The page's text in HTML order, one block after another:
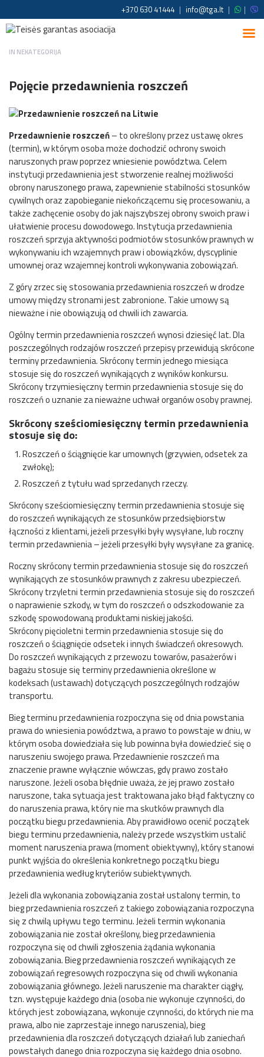
+370 630 41444 | info@tga.lt | |
IN NEKATEGORIJA
Pojęcie przedawnienia roszczeń
Przedawnienie roszczeń– to określony przez ustawę okres
(termin), w którym osoba może dochodzić ochrony swoich
naruszonych praw poprzez wniesienie powództwa. Celem
instytucji przedawnienia jest stworzenie realnej możliwości
obrony naruszonego prawa, zapewnienie stabilności stosunków
cywilnych oraz zapobieganie niekończącemu się procesowaniu, a
także zachęcenie osoby do jak najszybszej obrony swoich praw i
ułatwienie procesu dowodowego. Instytucja przedawnienia
roszczeń sprzyja aktywności podmiotów stosunków prawnych w
wykonywaniu ich wzajemnych praw i obowiązków, dyscyplinie
umownej oraz wzajemnej kontroli wykonywania zobowiązań.
Z góry zrzec się stosowania przedawnienia roszczeń w drodze
umowy między stronami jest zabronione. Takie umowy są
nieważne i nie obowiązują od chwili ich zawarcia.
Ogólny termin przedawnienia roszczeń wynosi dziesięć lat. Dla
poszczególnych rodzajów roszczeń przepisy przewidują skrócone
terminy przedawnienia. Skrócony termin jednego miesiąca
stosuje się do roszczeń wynikających z wyników konkursu.
Skrócony trzymiesięczny termin przedawnienia stosuje się do
roszczeń o uznanie za nieważne uchwał organów osoby prawnej.
Skrócony sześciomiesięczny termin przedawnienia
stosuje się do:
Roszczeń o ściągnięcie kar umownych (grzywien, odsetek za
zwłokę);
Roszczeń z tytułu wad sprzedanych rzeczy.
Skrócony sześciomiesięczny termin przedawnienia stosuje się
do roszczeń wynikających ze stosunków przedsiębiorstw
łączności z klientami, jeżeli przesyłki były wysyłane, lub roczny
termin przedawnienia – jeżeli przesyłki były wysyłane za granicę.
Roczny skrócony termin przedawnienia stosuje się do roszczeń
wynikających ze stosunków prawnych z zakresu ubezpieczeń.
Skrócony trzyletni termin przedawnienia stosuje się do roszczeń
o naprawienie szkody, w tym do roszczeń o odszkodowanie za
szkodę spowodowaną produktami niskiej jakości.
Skrócony pięcioletni termin przedawnienia stosuje się do
roszczeń o ściągnięcie odsetek i innych świadczeń okresowych.
Do roszczeń wynikających z przewozu towarów, pasażerów i
bagażu stosuje się terminy przedawnienia określone w
kodeksach (ustawach) dotyczących poszczególnych rodzajów
transportu.
Bieg terminu przedawnienia rozpoczyna się od dnia powstania
prawa do wniesienia powództwa, a prawo to powstaje w dniu, w
którym osoba dowiedziała się lub powinna była dowiedzieć się o
naruszeniu swojego prawa. Przedawnienie roszczeń ma
znaczenie prawne wyłącznie wówczas, gdy prawo zostało
naruszone. Jeżeli osoba błędnie uważa, że jej prawo zostało
naruszone, taka sytuacja jest traktowana jako błąd faktyczny co
do naruszenia prawa, który nie ma skutków prawnych dla
początku biegu przedawnienia. Aby prawidłowo ocenić początek
biegu terminu przedawnienia, należy przede wszystkim ustalić
moment naruszenia prawa (moment obiektywny), który stanowi
punkt wyjścia do określenia konkretnego początku biegu
przedawnienia według kryteriów subiektywnych.
Jeżeli dla wykonania zobowiązania został ustalony termin, to
bieg przedawnienia roszczeń z takiego zobowiązania rozpoczyna
się z chwilą upływu tego terminu. Jeżeli termin wykonania
zobowiązania nie został określony, bieg przedawnienia
rozpoczyna się od chwili zgłoszenia żądania wykonania
zobowiązania. Bieg przedawnienia roszczeń wynikających ze
zobowiązań regresowych rozpoczyna się od chwili wykonania
zobowiązania głównego. Jeżeli naruszenie ma charakter ciągły,
tzn. występuje każdego dnia (osoba nie wykonuje czynności, do
których jest zobowiązana, wykonuje czynności, do których nie ma
prawa, albo nie zaprzestaje innego naruszenia), bieg
przedawnienia dla roszczeń dotyczących działań lub zaniechań
powstałych danego dnia rozpoczyna się każdego dnia osobno.